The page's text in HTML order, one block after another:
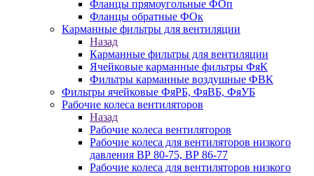
Фланцы прямоугольные ФОп
Фланцы обратные ФОк
Карманные фильтры для вентиляции
Назад
Карманные фильтры для вентиляции
Ячейковые карманные фильтры ФяК
Фильтры карманные воздушные ФВК
Фильтры ячейковые ФяРБ, ФяВБ, ФяУБ
Рабочие колеса вентиляторов
Назад
Рабочие колеса вентиляторов
Рабочие колеса для вентиляторов низкого
давления ВР 80-75, ВР 86-77
Рабочие колеса для вентиляторов низкого